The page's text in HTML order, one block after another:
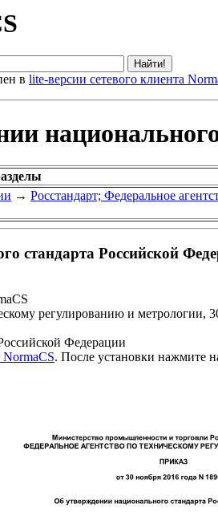
в lite-версии сетевого клиента
→ Росстандарт; Федеральное
стандарта Российской
регулированию и метрологии,
Федерации
NormaCS. После установки нажмите